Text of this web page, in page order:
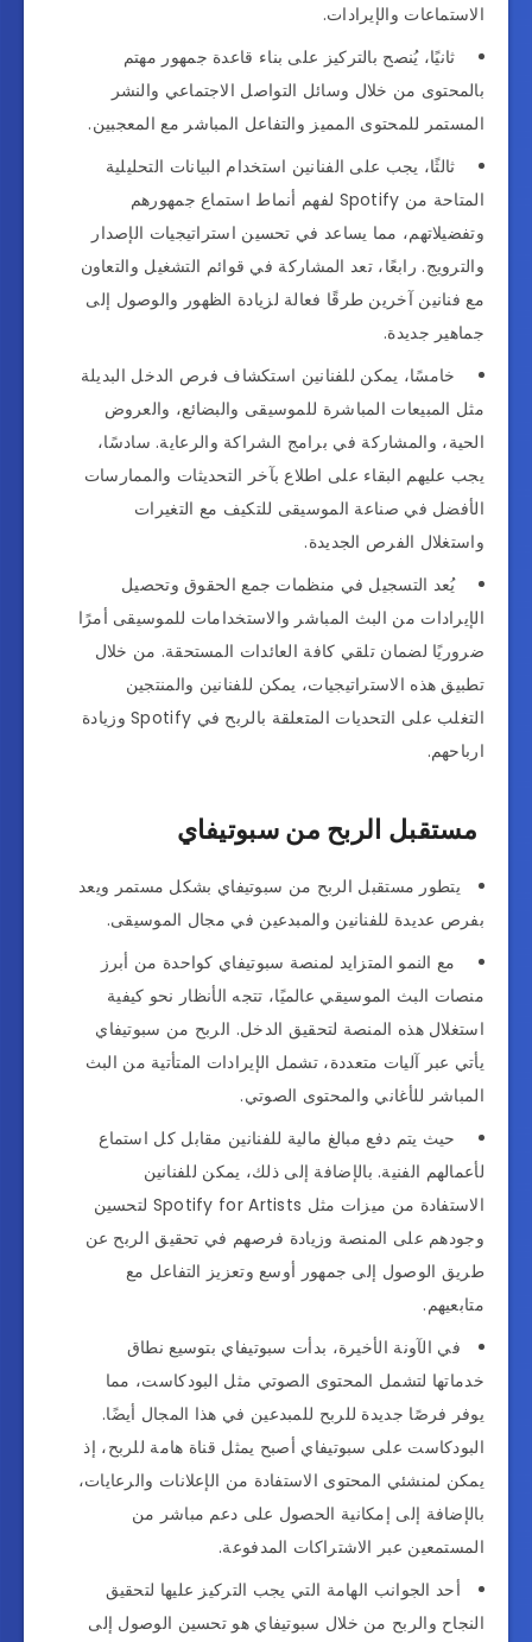
الاستماعات والإيرادات.
ثانيًا، يُنصح بالتركيز على بناء قاعدة جمهور مهتم
بالمحتوى من خلال وسائل التواصل الاجتماعي والنشر
المستمر للمحتوى المميز والتفاعل المباشر مع المعجبين.
ثالثًا، يجب على الفنانين استخدام البيانات التحليلية
المتاحة من Spotify لفهم أنماط استماع جمهورهم
وتفضيلاتهم، مما يساعد في تحسين استراتيجيات الإصدار
والترويج. رابعًا، تعد المشاركة في قوائم التشغيل والتعاون
مع فنانين آخرين طرقًا فعالة لزيادة الظهور والوصول إلى
جماهير جديدة.
خامسًا، يمكن للفنانين استكشاف فرص الدخل البديلة
مثل المبيعات المباشرة للموسيقى والبضائع، والعروض
الحية، والمشاركة في برامج الشراكة والرعاية. سادسًا،
يجب عليهم البقاء على اطلاع بآخر التحديثات والممارسات
الأفضل في صناعة الموسيقى للتكيف مع التغيرات
واستغلال الفرص الجديدة.
يُعد التسجيل في منظمات جمع الحقوق وتحصيل
الإيرادات من البث المباشر والاستخدامات للموسيقى أمرًا
ضروريًا لضمان تلقي كافة العائدات المستحقة. من خلال
تطبيق هذه الاستراتيجيات، يمكن للفنانين والمنتجين
التغلب على التحديات المتعلقة بالربح في Spotify وزيادة
ارباحهم.
مستقبل الربح من سبوتيفاي
يتطور مستقبل الربح من سبوتيفاي بشكل مستمر ويعد
بفرص عديدة للفنانين والمبدعين في مجال الموسيقى.
مع النمو المتزايد لمنصة سبوتيفاي كواحدة من أبرز
منصات البث الموسيقي عالميًا، تتجه الأنظار نحو كيفية
استغلال هذه المنصة لتحقيق الدخل. الربح من سبوتيفاي
يأتي عبر آليات متعددة، تشمل الإيرادات المتأتية من البث
المباشر للأغاني والمحتوى الصوتي.
حيث يتم دفع مبالغ مالية للفنانين مقابل كل استماع
لأعمالهم الفنية. بالإضافة إلى ذلك، يمكن للفنانين
الاستفادة من ميزات مثل Spotify for Artists لتحسين
وجودهم على المنصة وزيادة فرصهم في تحقيق الربح عن
طريق الوصول إلى جمهور أوسع وتعزيز التفاعل مع
متابعيهم.
في الآونة الأخيرة، بدأت سبوتيفاي بتوسيع نطاق
خدماتها لتشمل المحتوى الصوتي مثل البودكاست، مما
يوفر فرصًا جديدة للربح للمبدعين في هذا المجال أيضًا.
البودكاست على سبوتيفاي أصبح يمثل قناة هامة للربح، إذ
يمكن لمنشئي المحتوى الاستفادة من الإعلانات والرعايات،
بالإضافة إلى إمكانية الحصول على دعم مباشر من
المستمعين عبر الاشتراكات المدفوعة.
أحد الجوانب الهامة التي يجب التركيز عليها لتحقيق
النجاح والربح من خلال سبوتيفاي هو تحسين الوصول إلى